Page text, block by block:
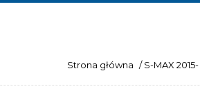
Strona główna / S-MAX 2015-